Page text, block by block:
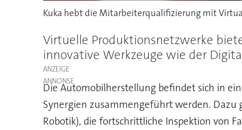
Kuka hebt die Mitarbeiterqualifizierung mit
Virtuelle Produktionsnetzwerke
innovative Werkzeuge wie der
ANZEIGE
Die Automobilherstellung befindet sich in
Synergien zusammengeführt werden.
Robotik), die fortschrittliche Inspektion von